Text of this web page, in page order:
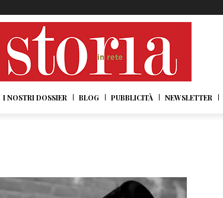
I NOSTRI DOSSIER BLOG PUBBLICITÀ NEWSLETTER